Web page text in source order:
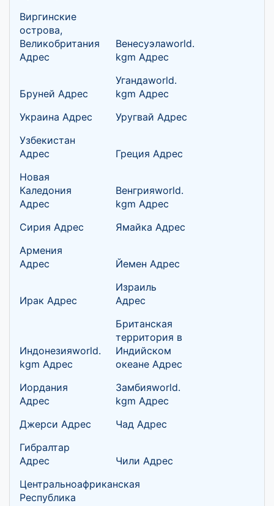
Виргинские
острова,
Великобритания
Адрес
Венесуэлаworld.
kgm Адрес
Бруней Адрес
Угандаworld.
kgm Адрес
Украина Адрес
Уругвай Адрес
Узбекистан
Адрес
Греция Адрес
Новая
Каледония
Адрес
Венгрияworld.
kgm Адрес
Сирия Адрес
Ямайка Адрес
Армения
Адрес
Йемен Адрес
Ирак Адрес
Израиль
Адрес
Индонезияworld.
kgm Адрес
Британская
территория в
Индийском
океане Адрес
Иордания
Адрес
Замбияworld.
kgm Адрес
Джерси Адрес
Чад Адрес
Гибралтар
Адрес
Чили Адрес
Центральноафриканская
Республика